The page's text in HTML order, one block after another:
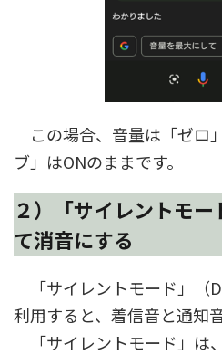
この場合、音量は「ゼロ
ブ」はONのままです。
２）「サイレントモ
て消音にする
「サイレントモード」（
利用すると、着信音と通知
「サイレントモード」は